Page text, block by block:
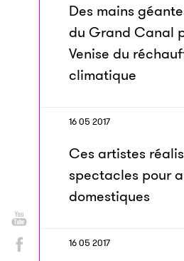
Des mains
du Grand Canal
Venise du
climatique
16 05 2017
Ces artistes
spectacles pour
domestiques
16 05 2017